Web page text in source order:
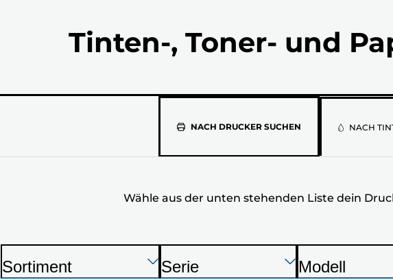
Tinten-, Toner- und
NACH DRUCKER SUCHEN
Wähle
aus
Liste
NACH
Wähle aus der unten stehenden Liste dein
Drücken
Sortiment
Drücken
Serie
Drücken
Modell